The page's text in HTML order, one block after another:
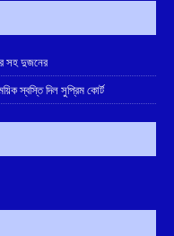
সহ দুজনের
স্বস্তি দিল সুপ্রিম কোর্ট